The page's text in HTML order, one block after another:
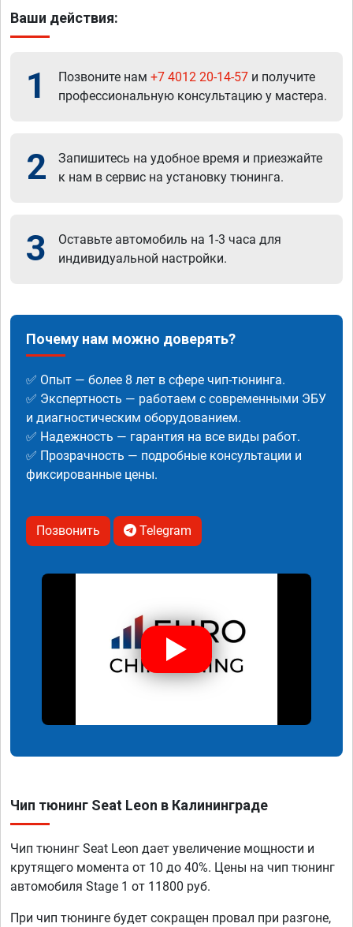
Ваши действия:
1 Позвоните нам +7 4012 20-14-57 и получите
профессиональную консультацию у мастера.
2
Запишитесь на удобное время и приезжайте
к нам в сервис на установку тюнинга.
3
Оставьте автомобиль на 1-3 часа для
индивидуальной настройки.
Почему нам можно доверять?
✅ Опыт — более 8 лет в сфере чип-тюнинга.
✅ Экспертность — работаем с современными ЭБУ
и диагностическим оборудованием.
✅ Надежность — гарантия на все виды работ.
✅ Прозрачность — подробные консультации и
фиксированные цены.
Позвонить Telegram
Чип тюнинг Seat Leon в Калининграде
Чип тюнинг Seat Leon дает увеличение мощности и
крутящего момента от 10 до 40%. Цены на чип тюнинг
автомобиля Stage 1 от 11800 руб.
При чип тюнинге будет сокращен провал при разгоне,